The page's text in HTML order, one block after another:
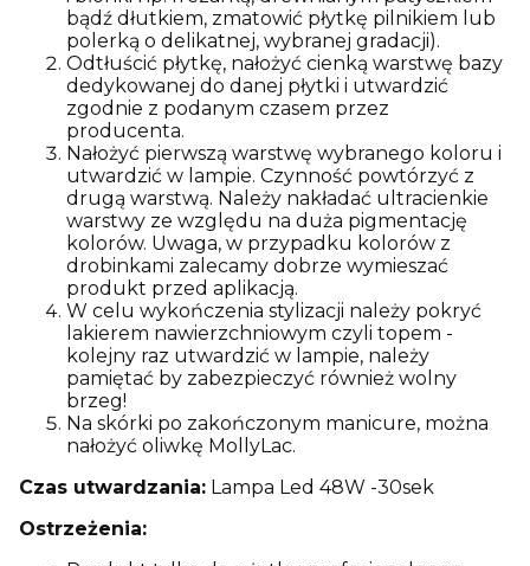
bądź dłutkiem, zmatowić płytkę pilnikiem lub
polerką o delikatnej, wybranej gradacji).
Odtłuścić płytkę, nałożyć cienką warstwę bazy
dedykowanej do danej płytki i utwardzić
zgodnie z podanym czasem przez
producenta.
Nałożyć pierwszą warstwę wybranego koloru i
utwardzić w lampie. Czynność powtórzyć z
drugą warstwą. Należy nakładać ultracienkie
warstwy ze względu na duża pigmentację
kolorów. Uwaga, w przypadku kolorów z
drobinkami zalecamy dobrze wymieszać
produkt przed aplikacją.
W celu wykończenia stylizacji należy pokryć
lakierem nawierzchniowym czyli topem -
kolejny raz utwardzić w lampie, należy
pamiętać by zabezpieczyć również wolny
brzeg!
Na skórki po zakończonym manicure, można
nałożyć oliwkę MollyLac.
Czas utwardzania: Lampa Led 48W -30sek
Ostrzeżenia: